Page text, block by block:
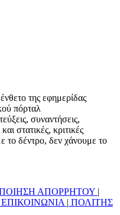
της εφημερίδας
πόρταλ
συναντήσεις,
στατικές, κριτικές
το δέντρο, δεν χάνουμε το
ΑΠΟΡΡΗΤΟΥ |
ΕΠΙΚΟΙΝΩΝΙΑ | ΠΟΛΙΤΗΣ